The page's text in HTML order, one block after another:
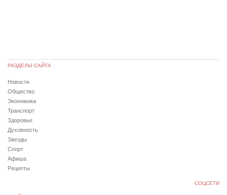
РАЗДЕЛЫ САЙТА
Новости
Общество
Экономика
Транспорт
Здоровье
Духовность
Звезды
Спорт
Афиша
Рецепты
СОЦСЕТИ